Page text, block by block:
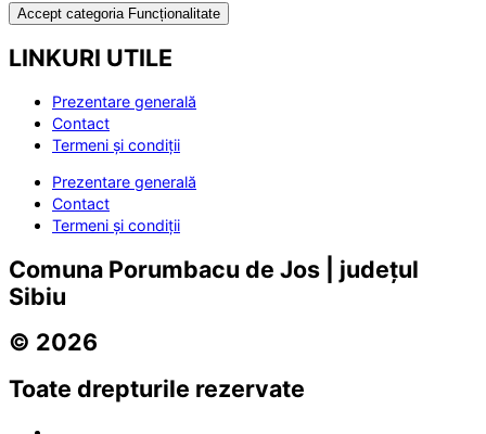
Accept categoria Funcționalitate
LINKURI UTILE
Prezentare generală
Contact
Termeni și condiții
Prezentare generală
Contact
Termeni și condiții
Comuna Porumbacu de Jos | județul
Sibiu
© 2026
Toate drepturile rezervate